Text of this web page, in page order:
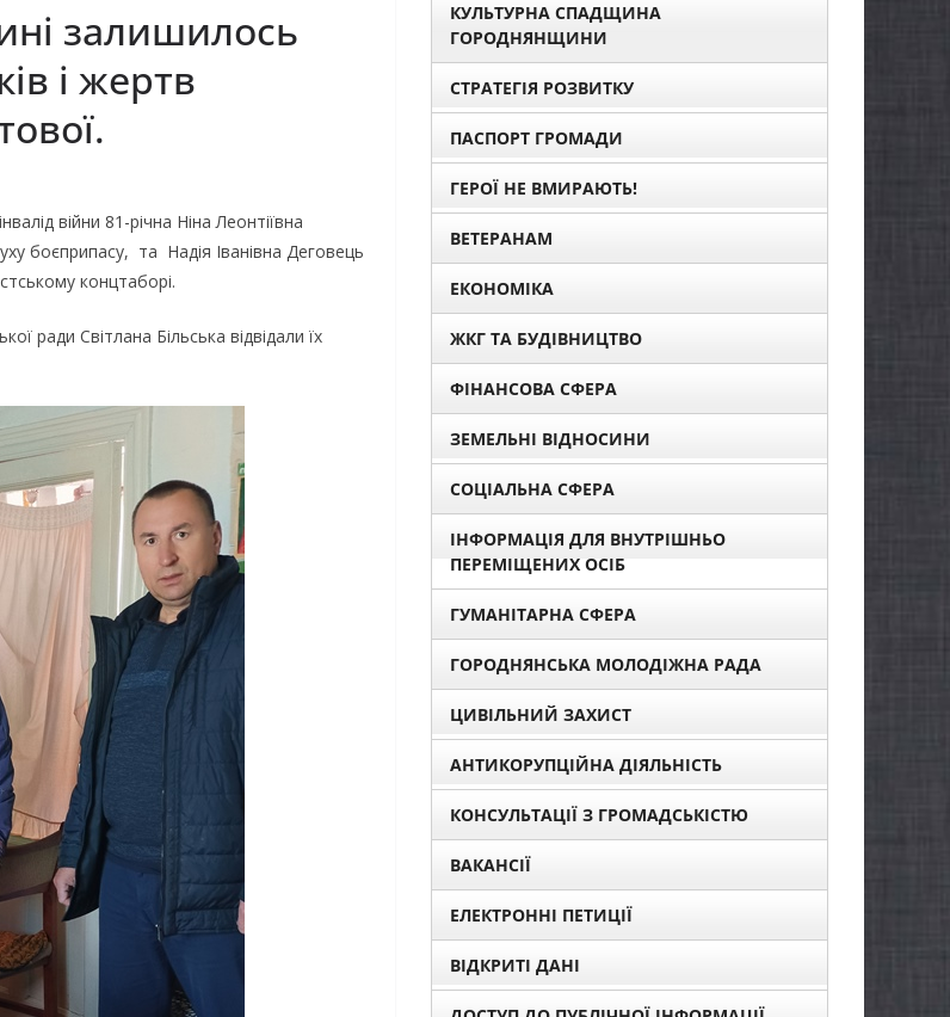
залишилось
і жертв
війни 81-річна Ніна Леонтіївна
боєприпасу, та Надія Іванівна Деговець
концтаборі.
ради Світлана Більська відвідали їх
КУЛЬТУРНА СПАДЩИНА
ГОРОДНЯНЩИНИ
СТРАТЕГІЯ РОЗВИТКУ
ПАСПОРТ ГРОМАДИ
ГЕРОЇ НЕ ВМИРАЮТЬ!
ВЕТЕРАНАМ
ЕКОНОМІКА
ЖКГ ТА БУДІВНИЦТВО
ФІНАНСОВА СФЕРА
ЗЕМЕЛЬНІ ВІДНОСИНИ
СОЦІАЛЬНА СФЕРА
ІНФОРМАЦІЯ ДЛЯ ВНУТРІШНЬО
ПЕРЕМІЩЕНИХ ОСІБ
ГУМАНІТАРНА СФЕРА
ГОРОДНЯНСЬКА МОЛОДІЖНА РАДА
ЦИВІЛЬНИЙ ЗАХИСТ
АНТИКОРУПЦІЙНА ДІЯЛЬНІСТЬ
КОНСУЛЬТАЦІЇ З ГРОМАДСЬКІСТЮ
ВАКАНСІЇ
ЕЛЕКТРОННІ ПЕТИЦІЇ
ВІДКРИТІ ДАНІ